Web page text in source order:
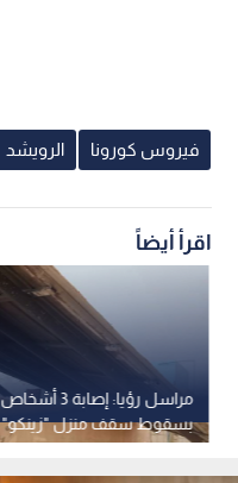
فيروس كورونا الرويشد
اقرأ أيضاً
مراسل رؤيا: إصابة 3
بسقوط سقف منزل "زينكو"
الرياح القوية في الرويشد